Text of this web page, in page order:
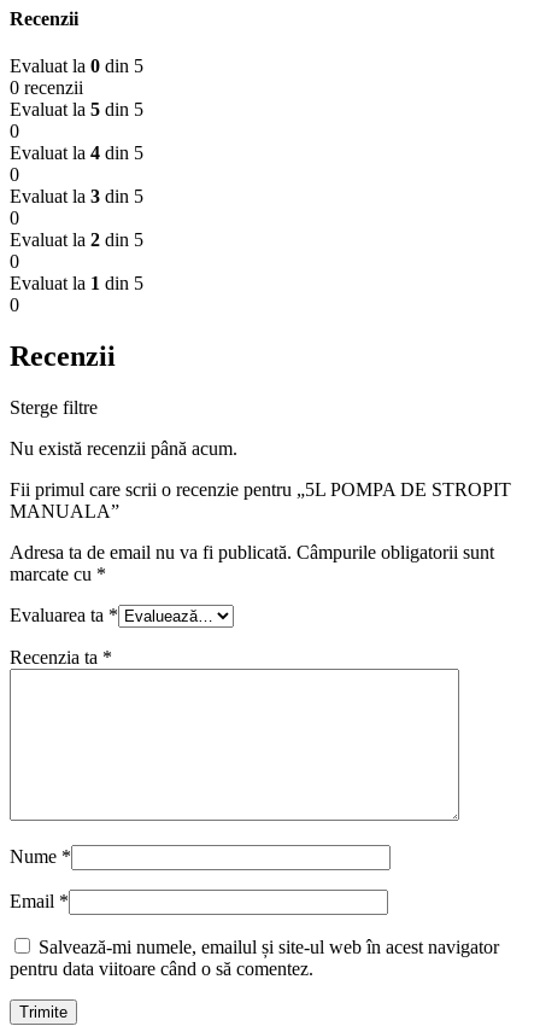
Recenzii
Evaluat la 0 din 5
0 recenzii
Evaluat la 5 din 5
0
Evaluat la 4 din 5
0
Evaluat la 3 din 5
0
Evaluat la 2 din 5
0
Evaluat la 1 din 5
0
Recenzii
Sterge filtre
Nu există recenzii până acum.
Fii primul care scrii o recenzie pentru „5L POMPA DE STROPIT
MANUALA”
Adresa ta de email nu va fi publicată. Câmpurile obligatorii sunt
marcate cu *
Evaluarea ta *
Recenzia ta *
Nume *
Email *
Salvează-mi numele, emailul și site-ul web în acest navigator
pentru data viitoare când o să comentez.